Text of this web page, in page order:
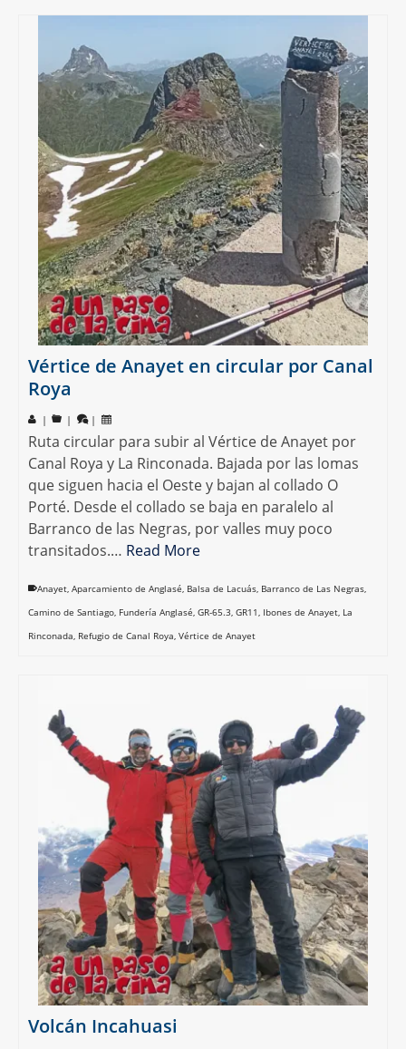
Vértice de Anayet en circular por Canal
Roya
| | |
Ruta circular para subir al Vértice de Anayet por
Canal Roya y La Rinconada. Bajada por las lomas
que siguen hacia el Oeste y bajan al collado O
Porté. Desde el collado se baja en paralelo al
Barranco de las Negras, por valles muy poco
transitados.… Read More
Anayet, Aparcamiento de Anglasé, Balsa de Lacuás, Barranco de Las Negras,
Camino de Santiago, Fundería Anglasé, GR-65.3, GR11, Ibones de Anayet, La
Rinconada, Refugio de Canal Roya, Vértice de Anayet
Volcán Incahuasi